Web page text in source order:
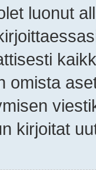
luonut
omista
kirjoitat